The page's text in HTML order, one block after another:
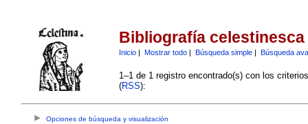
Bibliografía celestinesca
Inicio| Mostrar todo| Búsqueda simple| Búsqueda
1–1 de 1 registro encontrado(s) con los
(RSS):
Opciones de búsqueda y visualización